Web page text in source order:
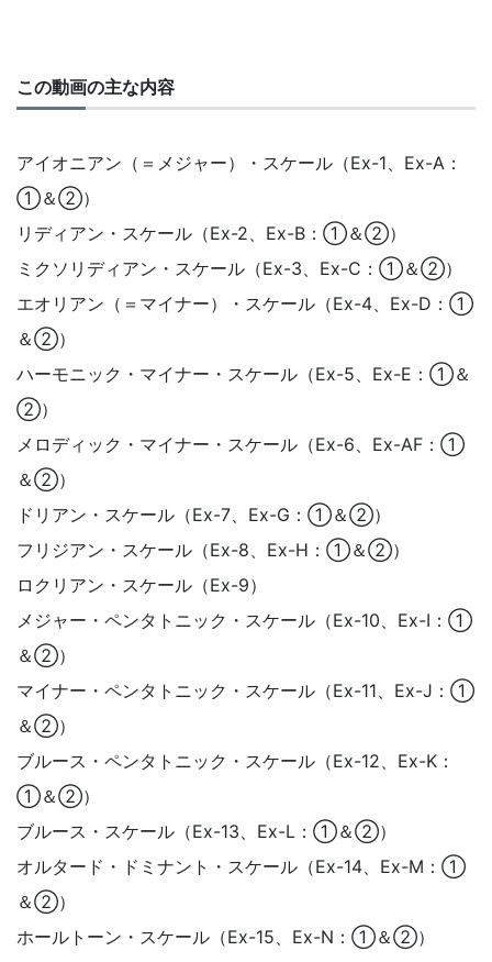
この動画の主な内容
アイオニアン（＝メジャー）・スケール（Ex-1、Ex-A：
①＆②）
リディアン・スケール（Ex-2、Ex-B：①＆②）
ミクソリディアン・スケール（Ex-3、Ex-C：①＆②）
エオリアン（＝マイナー）・スケール（Ex-4、Ex-D：①
＆②）
ハーモニック・マイナー・スケール（Ex-5、Ex-E：①＆
②）
メロディック・マイナー・スケール（Ex-6、Ex-AF：①
＆②）
ドリアン・スケール（Ex-7、Ex-G：①＆②）
フリジアン・スケール（Ex-8、Ex-H：①＆②）
ロクリアン・スケール（Ex-9）
メジャー・ペンタトニック・スケール（Ex-10、Ex-I：①
＆②）
マイナー・ペンタトニック・スケール（Ex-11、Ex-J：①
＆②）
ブルース・ペンタトニック・スケール（Ex-12、Ex-K：
①＆②）
ブルース・スケール（Ex-13、Ex-L：①＆②）
オルタード・ドミナント・スケール（Ex-14、Ex-M：①
＆②）
ホールトーン・スケール（Ex-15、Ex-N：①＆②）